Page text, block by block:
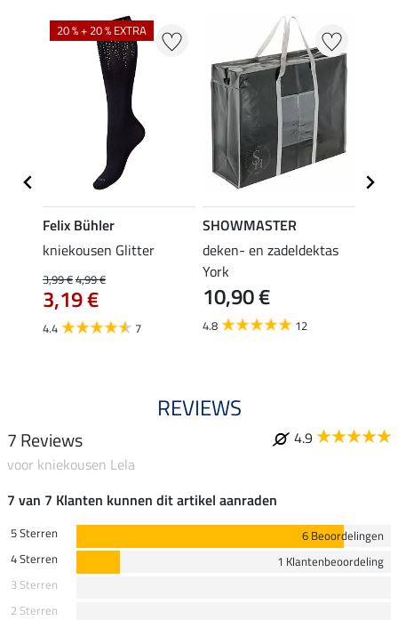
20 % + 20 % EXTRA
Felix Bühler
kniekousen Glitter
3,99 €4,99 €
3,19 €
4.4 7
SHOWMASTER
deken- en zadeldektas
York
10,90 €
4.8 12
REVIEWS
7 Reviews
4.9
voor kniekousen Lela
7 van 7 Klanten kunnen dit artikel aanraden
5 Sterren
6 Beoordelingen
4 Sterren
1 Klantenbeoordeling
3 Sterren
2 Sterren